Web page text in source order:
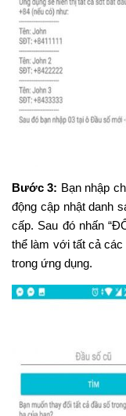
Bước 3: Bạn nhập
động cập nhật danh
cấp. Sau đó nhấn
thể làm với tất cả
trong ứng dụng.